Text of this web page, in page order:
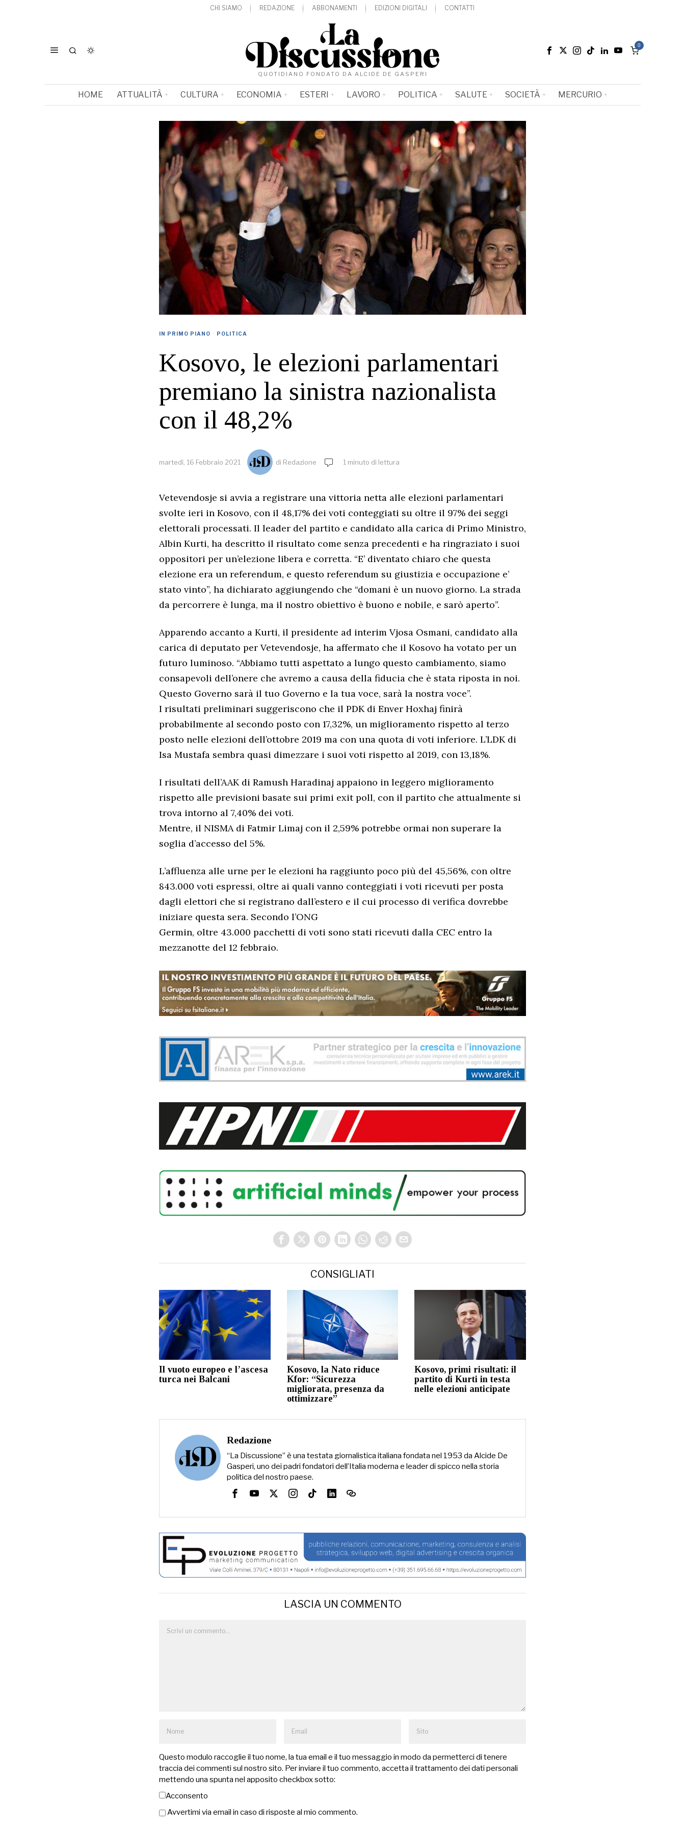
CHI SIAMO REDAZIONE ABBONAMENTI EDIZIONI DIGITALI CONTATTI
QUOTIDIANO FONDATO DA ALCIDE DE GASPERI
0
HOME ATTUALITÀ CULTURA ECONOMIA ESTERI LAVORO POLITICA SALUTE SOCIETÀ MERCURIO
IN PRIMO PIANO · POLITICA
Kosovo, le elezioni parlamentari
premiano la sinistra nazionalista
con il 48,2%
martedì, 16 Febbraio 2021 di Redazione 1 minuto di lettura
Vetevendosje si avvia a registrare una vittoria netta alle elezioni parlamentari
svolte ieri in Kosovo, con il 48,17% dei voti conteggiati su oltre il 97% dei seggi
elettorali processati. Il leader del partito e candidato alla carica di Primo Ministro,
Albin Kurti, ha descritto il risultato come senza precedenti e ha ringraziato i suoi
oppositori per un’elezione libera e corretta. “E’ diventato chiaro che questa
elezione era un referendum, e questo referendum su giustizia e occupazione e’
stato vinto”, ha dichiarato aggiungendo che “domani è un nuovo giorno. La strada
da percorrere è lunga, ma il nostro obiettivo è buono e nobile, e sarò aperto”.
Apparendo accanto a Kurti, il presidente ad interim Vjosa Osmani, candidato alla
carica di deputato per Vetevendosje, ha affermato che il Kosovo ha votato per un
futuro luminoso. “Abbiamo tutti aspettato a lungo questo cambiamento, siamo
consapevoli dell’onere che avremo a causa della fiducia che è stata riposta in noi.
Questo Governo sarà il tuo Governo e la tua voce, sarà la nostra voce”.
I risultati preliminari suggeriscono che il PDK di Enver Hoxhaj finirà
probabilmente al secondo posto con 17,32%, un miglioramento rispetto al terzo
posto nelle elezioni dell’ottobre 2019 ma con una quota di voti inferiore. L’LDK di
Isa Mustafa sembra quasi dimezzare i suoi voti rispetto al 2019, con 13,18%.
I risultati dell’AAK di Ramush Haradinaj appaiono in leggero miglioramento
rispetto alle previsioni basate sui primi exit poll, con il partito che attualmente si
trova intorno al 7,40% dei voti.
Mentre, il NISMA di Fatmir Limaj con il 2,59% potrebbe ormai non superare la
soglia d’accesso del 5%.
L’affluenza alle urne per le elezioni ha raggiunto poco più del 45,56%, con oltre
843.000 voti espressi, oltre ai quali vanno conteggiati i voti ricevuti per posta
dagli elettori che si registrano dall’estero e il cui processo di verifica dovrebbe
iniziare questa sera. Secondo l’ONG
Germin, oltre 43.000 pacchetti di voti sono stati ricevuti dalla CEC entro la
mezzanotte del 12 febbraio.
CONSIGLIATI
Il vuoto europeo e l’ascesa
turca nei Balcani
Kosovo, la Nato riduce
Kfor: “Sicurezza
migliorata, presenza da
ottimizzare”
Kosovo, primi risultati: il
partito di Kurti in testa
nelle elezioni anticipate
Redazione
“La Discussione” è una testata giornalistica italiana fondata nel 1953 da Alcide De
Gasperi, uno dei padri fondatori dell’Italia moderna e leader di spicco nella storia
politica del nostro paese.
LASCIA UN COMMENTO
Questo modulo raccoglie il tuo nome, la tua email e il tuo messaggio in modo da permetterci di tenere
traccia dei commenti sul nostro sito. Per inviare il tuo commento, accetta il trattamento dei dati personali
mettendo una spunta nel apposito checkbox sotto:
Acconsento
Avvertimi via email in caso di risposte al mio commento.